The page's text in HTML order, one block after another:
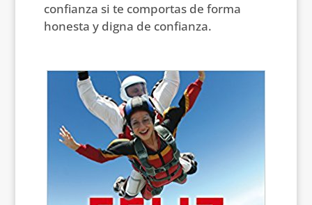
confianza si te comportas de forma
honesta y digna de confianza.